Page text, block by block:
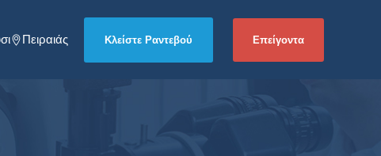
Πειραιάς Κλείστε Ραντεβού Επείγοντα